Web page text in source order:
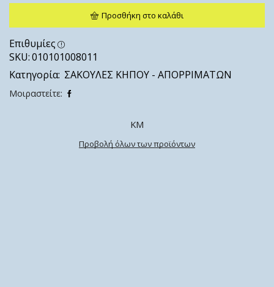
Προσθήκη στο καλάθι
Επιθυμίες
SKU:010101008011
Κατηγορία: ΣΑΚΟΥΛΕΣ ΚΗΠΟΥ - ΑΠΟΡΡΙΜΑΤΩΝ
Μοιραστείτε:
ΚΜ
Προβολή όλων των προϊόντων